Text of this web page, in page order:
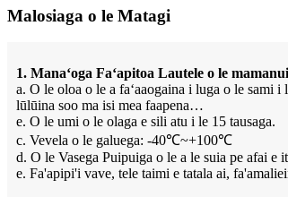
Malosiaga o le Matagi
1. Manaʻoga Faʻapitoa Lautele o le
a. O le oloa o le a faʻaaogaina i luga o le sami
lūlūina soo ma isi mea faapena…
e. O le umi o le olaga e sili atu i le 15 tausaga.
c. Vevela o le galuega: -40℃~+100℃
d. O le Vasega Puipuiga o le a le suia pe afai
e. Fa'apipi'i vave, tele taimi e tatala ai,